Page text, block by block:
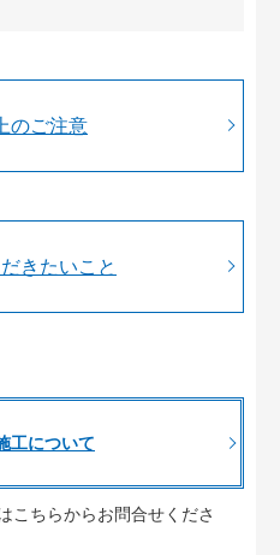
のご注意
きたいこと
工について
こちらからお問合せくださ